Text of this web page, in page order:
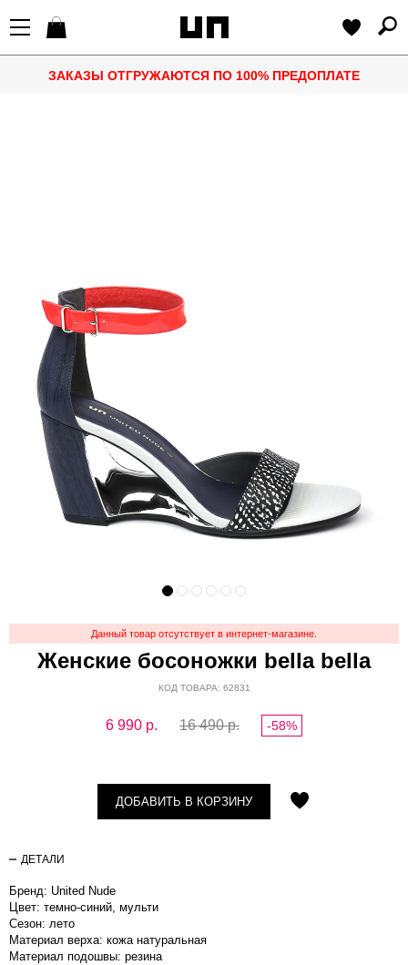
ЗАКАЗЫ ОТГРУЖАЮТСЯ ПО 100% ПРЕДОПЛАТЕ
Данный товар отсутствует в интернет-магазине.
Женские босоножки bella bella
КОД ТОВАРА: 62831
6 990 р. 16 490 р. -58%
ДОБАВИТЬ В КОРЗИНУ
ДЕТАЛИ
Бренд: United Nude
Цвет: темно-синий, мульти
Сезон: лето
Материал верха: кожа натуральная
Материал подошвы: резина